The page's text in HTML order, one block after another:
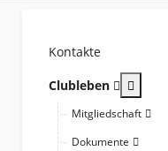
Kontakte
Clubleben
Mitgliedschaft
Dokumente